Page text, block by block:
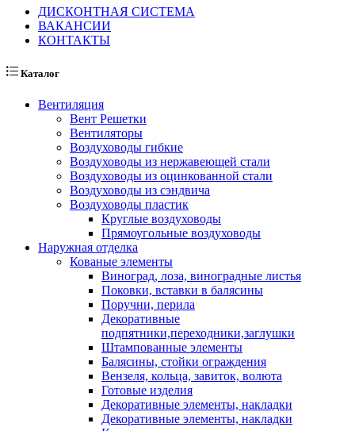
ДИСКОНТНАЯ СИСТЕМА
ВАКАНСИИ
КОНТАКТЫ
Каталог
Вентиляция
Вент Решетки
Вентиляторы
Воздуховоды гибкие
Воздуховоды из нержавеющей стали
Воздуховоды из оцинкованной стали
Воздуховоды из сэндвича
Воздуховоды пластик
Круглые воздуховоды
Прямоугольные воздуховоды
Наружная отделка
Кованые элементы
Виноград, лоза, виноградные листья
Поковки, вставки в балясины
Поручни, перила
Декоративные
подпятники,переходники,заглушки
Штампованные элементы
Балясины, стойки ограждения
Вензеля, кольца, завиток, волюта
Готовые изделия
Декоративные элементы, накладки
Декоративные элементы, накладки